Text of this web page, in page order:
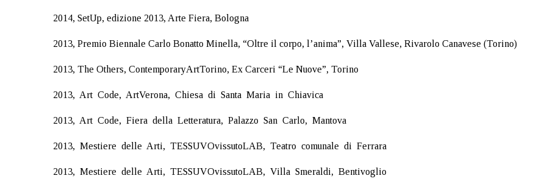
2014, SetUp, edizione 2013, Arte Fiera, Bologna
2013, Premio Biennale Carlo Bonatto Minella, “Oltre il corpo, l’anima”, Villa Vallese, Rivarolo Canavese (Torino)
2013, The Others, ContemporaryArtTorino, Ex Carceri “Le Nuove”, Torino
2013, Art Code, ArtVerona, Chiesa di Santa Maria in Chiavica
2013, Art Code, Fiera della Letteratura, Palazzo San Carlo, Mantova
2013, Mestiere delle Arti, TESSUVOvissutoLAB, Teatro comunale di Ferrara
2013, Mestiere delle Arti, TESSUVOvissutoLAB, Villa Smeraldi, Bentivoglio